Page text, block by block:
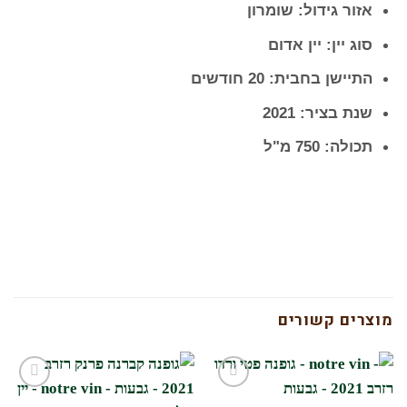
אזור גידול: שומרון
סוג יין: יין אדום
התיישן בחבית: 20 חודשים
שנת בציר: 2021
תכולה: 750 מ"ל
מוצרים קשורים